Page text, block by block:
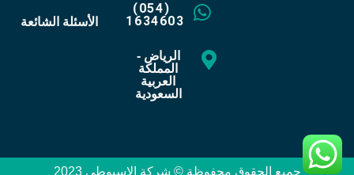
الأسئلة الشائعة
(054)
1634603
الرياض -
المملكة
العربية
السعودية
جميع الحقوق محفوظة © شركة الاسيوطي 2023